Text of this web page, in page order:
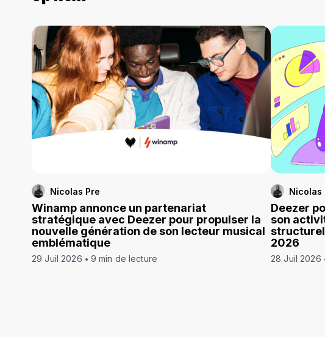
Nicolas Pre
Winamp annonce un partenariat
stratégique avec Deezer pour propulser la
nouvelle génération de son lecteur musical
emblématique
29 Juil 2026 9 min de lecture
Nicolas
Deezer
son
2026
28 Juil 2026